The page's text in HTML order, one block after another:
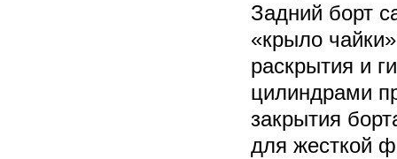
Задний борт
«крыло
раскрытия и
цилиндрами
закрытия
для жесткой